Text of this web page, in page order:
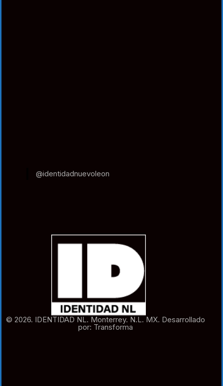
@identidadnuevoleon
© 2026. IDENTIDAD NL. Monterrey. N.L. MX. Desarrollado
por: Transforma